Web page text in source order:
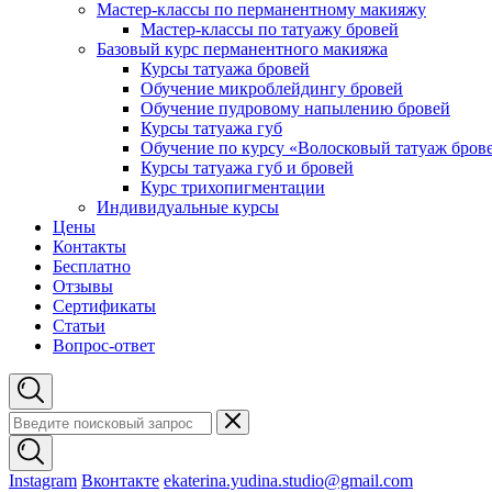
Мастер-классы по перманентному макияжу
Мастер-классы по татуажу бровей
Базовый курс перманентного макияжа
Курсы татуажа бровей
Обучение микроблейдингу бровей
Обучение пудровому напылению бровей
Курсы татуажа губ
Обучение по курсу «Волосковый татуаж
Курсы татуажа губ и бровей
Курс трихопигментации
Индивидуальные курсы
Цены
Контакты
Бесплатно
Отзывы
Сертификаты
Статьи
Вопрос-ответ
Instagram Вконтакте ekaterina.yudina.studio@gmail.com